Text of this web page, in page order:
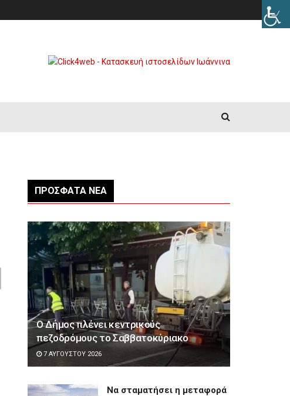
ΠΡΌΣΦΑΤΑ ΝΈΑ
Ο Δήμος πλένει κεντρικούς
πεζοδρόμους το Σαββατοκύριακο
7 ΑΥΓΟΎΣΤΟΥ 2026
Να σταματήσει η μεταφορά